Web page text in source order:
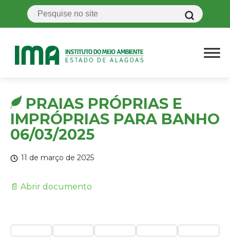
PRAIAS PRÓPRIAS E
IMPRÓPRIAS PARA BANHO
06/03/2025
11 de março de 2025
📄 Abrir documento